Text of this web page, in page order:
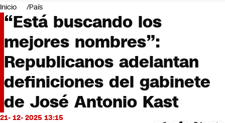
Negocios
Deportes
Programas completos
Cultura
Servicios
Bits
CNN Data
CNN tiempo
Futuro 360
Opinión
Inicio País
“Está buscando los
mejores nombres”:
Republicanos adelantan
definiciones del gabinete
de José Antonio Kast
21- 12- 2025 13:15